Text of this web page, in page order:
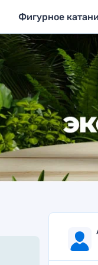
Фигурное